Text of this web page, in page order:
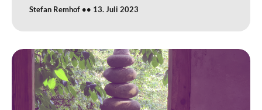
Stefan Remhof 13. Juli 2023